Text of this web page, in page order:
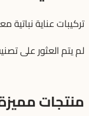
تركيبات عناية
لم يتم العثور على
منتجات